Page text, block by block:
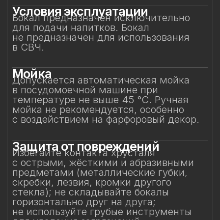
Особое внимание к
фарфоровому элементу
Фарфоровая фигурка результат ручной
работы, требующая исключительно
деликатного обращения.
Не прикасайтесь к фарфоровому
механическим воздействиям.
Бережное отношение к изделию
позволит на долгие годы сохранить его
красоту и изысканность, придавая
каждому напитку глубину вкуса
и особое настроение.
Смотрите также
Смотрите также